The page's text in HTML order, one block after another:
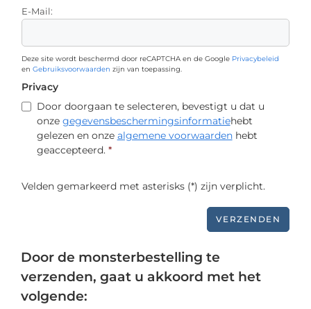
E-Mail:
Deze site wordt beschermd door reCAPTCHA en de Google Privacybeleid
en Gebruiksvoorwaarden zijn van toepassing.
Privacy
Door doorgaan te selecteren, bevestigt u dat u
onze gegevensbeschermingsinformatiehebt
gelezen en onze algemene voorwaardenhebt
geaccepteerd. *
Velden gemarkeerd met asterisks (*) zijn verplicht.
VERZENDEN
Door de monsterbestelling te
verzenden, gaat u akkoord met het
volgende: